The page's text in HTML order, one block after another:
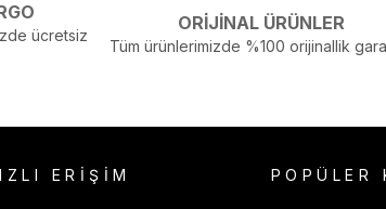
ücretsiz
ORİJİNAL ÜRÜNLER
Tüm ürünlerimizde %100 orijinallik
ERİŞİM POPÜLER